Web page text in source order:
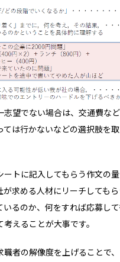
志望でない場合は、交通費な
ては行かないなどの選択肢を
ートに記入してもらう作文の
が求める人材にリーチしても
いるのか、何をすれば応募して
えることが大事です。
職者の解像度を上げることで